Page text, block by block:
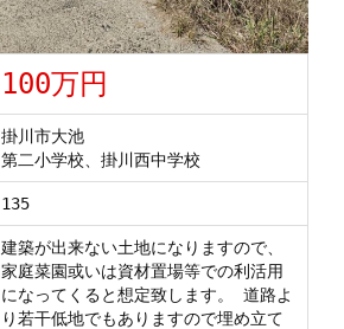
100万円
掛川市大池
第二小学校、掛川西中学校
135
建築が出来ない土地になりますので、
家庭菜園或いは資材置場等での利活用
になってくると想定致します。 道路よ
り若干低地でもありますので埋め立て